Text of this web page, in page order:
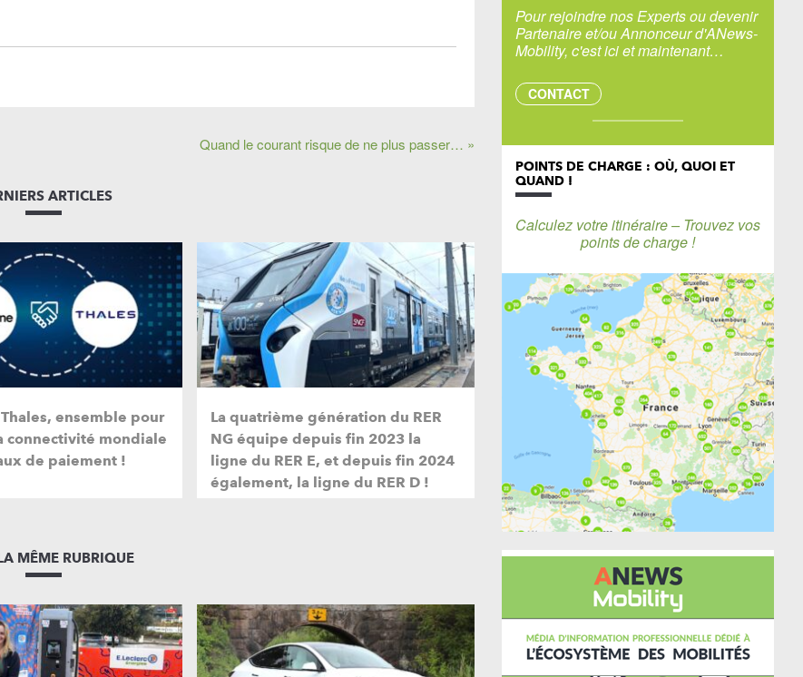
Quand le courant risque de ne plus passer… »
ARTICLES
ensemble pour
connectivité mondiale
de paiement !
La quatrième génération du RER
NG équipe depuis fin 2023 la
ligne du RER E, et depuis fin 2024
également, la ligne du RER D !
MÊME RUBRIQUE
Pour rejoindre nos Experts ou devenir
Partenaire et/ou Annonceur d'ANews-
Mobility, c'est ici et maintenant…
CONTACT
POINTS DE CHARGE : OÙ, QUOI ET
QUAND !
Calculez votre itinéraire – Trouvez vos
points de charge !